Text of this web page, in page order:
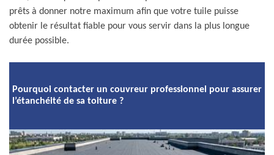
prêts à donner notre maximum afin que votre tuile puisse
obtenir le résultat fiable pour vous servir dans la plus longue
durée possible.
Pourquoi contacter un couvreur professionnel pour assurer
l’étanchéité de sa toiture ?